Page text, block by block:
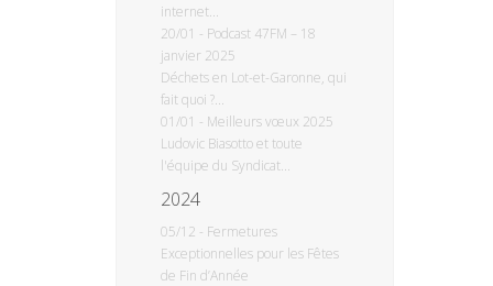
internet...
20/01 - Podcast 47FM – 18
janvier 2025
Déchets en Lot-et-Garonne, qui
fait quoi ?...
01/01 - Meilleurs vœux 2025
Ludovic Biasotto et toute
l'équipe du Syndicat...
2024
05/12 - Fermetures
Exceptionnelles pour les Fêtes
de Fin d’Année